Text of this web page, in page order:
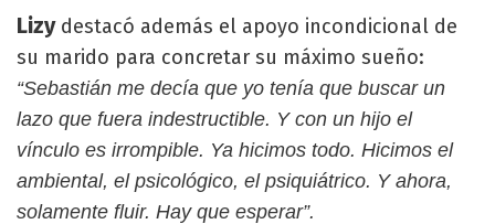
Lizydestacó además el apoyo incondicional de
su marido para concretar su máximo sueño:
“Sebastián me decía que yo tenía que buscar un
lazo que fuera indestructible. Y con un hijo el
vínculo es irrompible. Ya hicimos todo. Hicimos el
ambiental, el psicológico, el psiquiátrico. Y ahora,
solamente fluir. Hay que esperar”.